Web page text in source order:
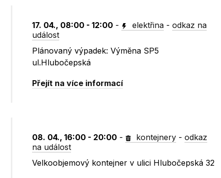
17. 04., 08:00 - 12:00 - elektřina -odkaz na
událost
Plánovaný výpadek: Výměna SP5
ul.Hlubočepská
Přejít na více informací
08. 04., 16:00 - 20:00 - kontejnery -odkaz
na událost
Velkoobjemový kontejner v ulici Hlubočepská 32